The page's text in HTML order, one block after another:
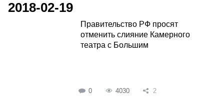
2018-02-19
Правительство РФ просят
отменить слияние Камерного
театра с Большим
0 4030 2